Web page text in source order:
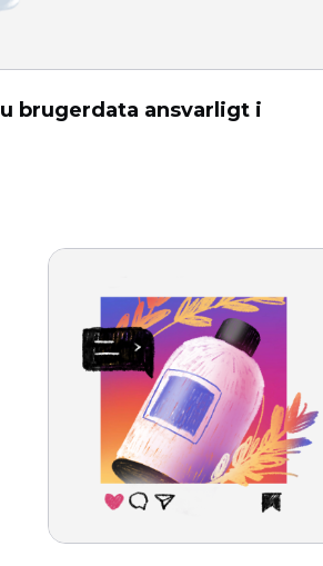
brugerdata ansvarligt i